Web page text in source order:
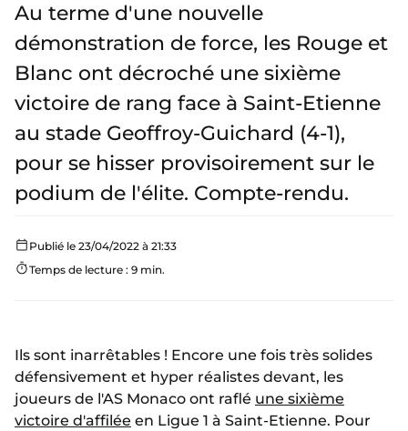
Au terme d'une nouvelle
démonstration de force, les Rouge et
Blanc ont décroché une sixième
victoire de rang face à Saint-Etienne
au stade Geoffroy-Guichard (4-1),
pour se hisser provisoirement sur le
podium de l'élite. Compte-rendu.
Publié le 23/04/2022 à 21:33
Temps de lecture : 9 min.
Ils sont inarrêtables ! Encore une fois très solides
défensivement et hyper réalistes devant, les
joueurs de l'AS Monaco ont raflé une sixième
victoire d'affilée en Ligue 1 à Saint-Etienne. Pour